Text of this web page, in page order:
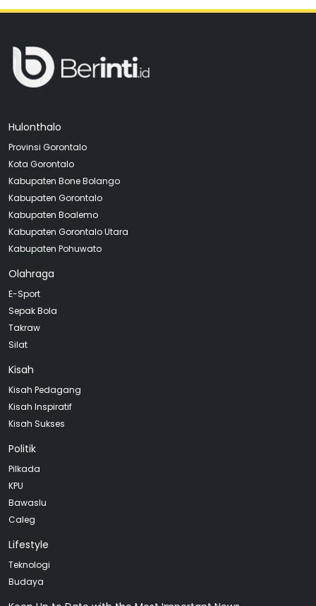
Hulonthalo
Provinsi Gorontalo
Kota Gorontalo
Kabupaten Bone Bolango
Kabupaten Gorontalo
Kabupaten Boalemo
Kabupaten Gorontalo Utara
Kabupaten Pohuwato
Olahraga
E-Sport
Sepak Bola
Takraw
Silat
Kisah
Kisah Pedagang
Kisah Inspiratif
Kisah Sukses
Politik
Pilkada
KPU
Bawaslu
Caleg
Lifestyle
Teknologi
Budaya